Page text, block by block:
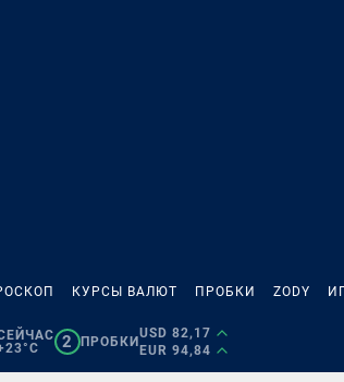
КУРСЫ ВАЛЮТ ПРОБКИ ZODY
2 ПРОБКИ
USD 82,17
EUR 94,84